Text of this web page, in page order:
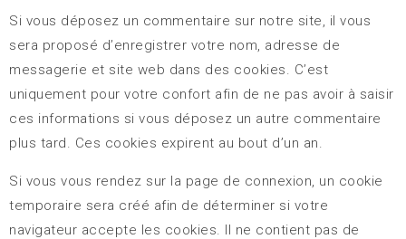
Si vous déposez un commentaire sur notre site, il vous
sera proposé d’enregistrer votre nom, adresse de
messagerie et site web dans des cookies. C’est
uniquement pour votre confort afin de ne pas avoir à saisir
ces informations si vous déposez un autre commentaire
plus tard. Ces cookies expirent au bout d’un an.
Si vous vous rendez sur la page de connexion, un cookie
temporaire sera créé afin de déterminer si votre
navigateur accepte les cookies. Il ne contient pas de